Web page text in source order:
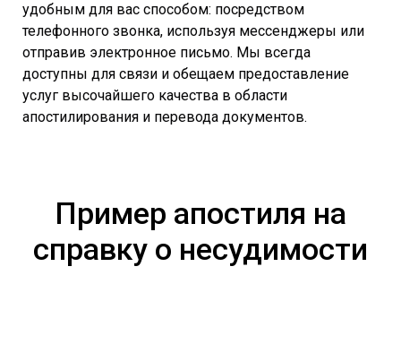
удобным для вас способом: посредством
телефонного звонка, используя мессенджеры или
отправив электронное письмо. Мы всегда
доступны для связи и обещаем предоставление
услуг высочайшего качества в области
апостилирования и перевода документов.
Пример апостиля на
справку о несудимости